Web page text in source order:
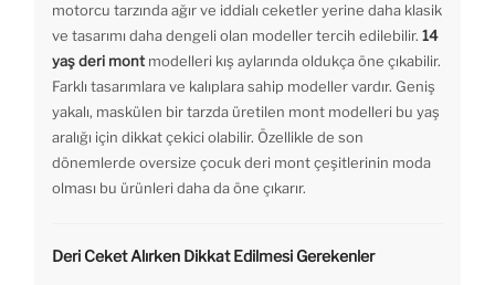
motorcu tarzında ağır ve iddialı ceketler yerine daha klasik
ve tasarımı daha dengeli olan modeller tercih edilebilir. 14
yaş deri mont modelleri kış aylarında oldukça öne çıkabilir.
Farklı tasarımlara ve kalıplara sahip modeller vardır. Geniş
yakalı, maskülen bir tarzda üretilen mont modelleri bu yaş
aralığı için dikkat çekici olabilir. Özellikle de son
dönemlerde oversize çocuk deri mont çeşitlerinin moda
olması bu ürünleri daha da öne çıkarır.
Deri Ceket Alırken Dikkat Edilmesi Gerekenler